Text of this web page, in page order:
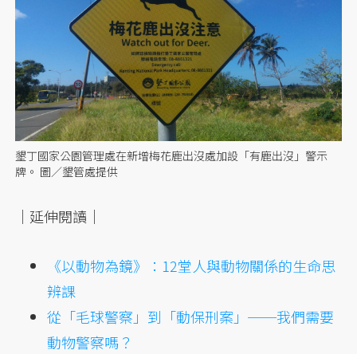
墾丁國家公園管理處在新增梅花鹿出沒處加設「有鹿出沒」警示
牌。 圖／墾管處提供
｜延伸閱讀｜
《以動物為鏡》：12堂人與動物關係的生命思
辨課
從「毛球警察」到「動保刑案」──我們需要
動物警察嗎？